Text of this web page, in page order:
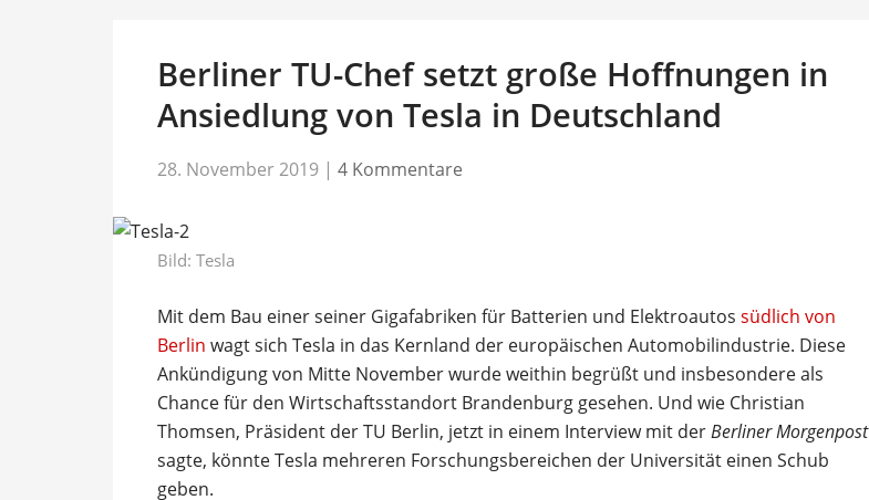
Berliner TU-Chef setzt große Hoffnungen in
Ansiedlung von Tesla in Deutschland
28. November 2019 | 4 Kommentare
Bild: Tesla
Mit dem Bau einer seiner Gigafabriken für Batterien und Elektroautos südlich von
Berlin wagt sich Tesla in das Kernland der europäischen Automobilindustrie. Diese
Ankündigung von Mitte November wurde weithin begrüßt und insbesondere als
Chance für den Wirtschaftsstandort Brandenburg gesehen. Und wie Christian
Thomsen, Präsident der TU Berlin, jetzt in einem Interview mit derBerliner Morgenpost
sagte, könnte Tesla mehreren Forschungsbereichen der Universität einen Schub
geben.